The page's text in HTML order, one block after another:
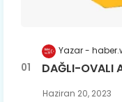
Yazar -
DAĞLI-OVALI
Haziran 20, 2023